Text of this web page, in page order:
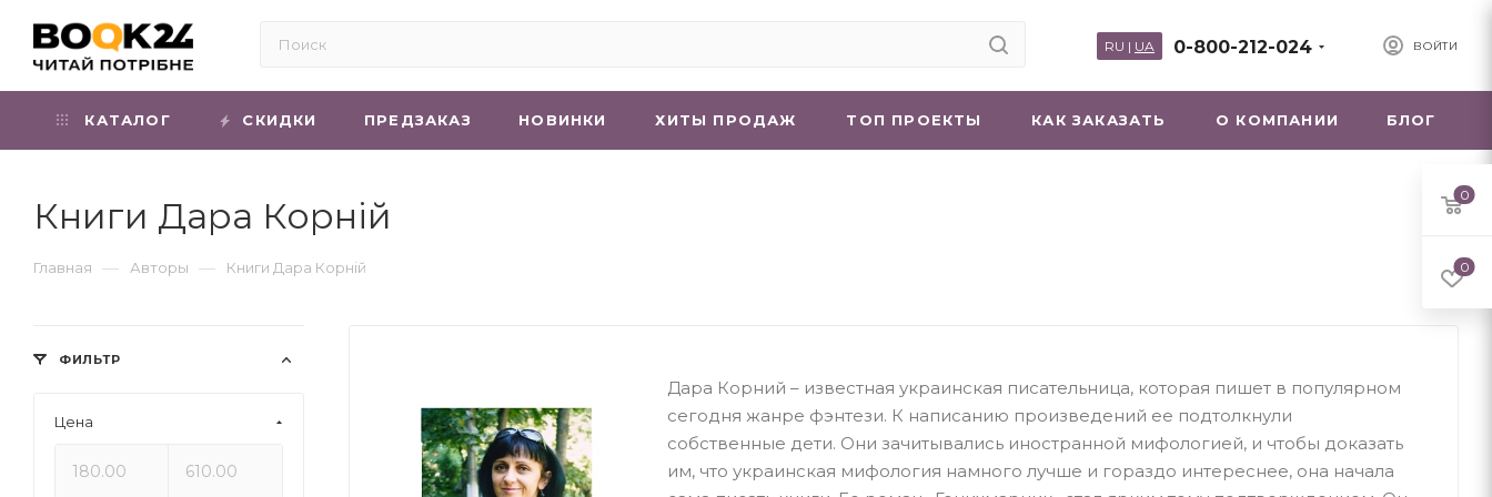
ВОЙТИ
0-800-212-024
RU | UA
КАТАЛОГ СКИДКИ ПРЕДЗАКАЗ НОВИНКИ ХИТЫ ПРОДАЖ ТОП ПРОЕКТЫ КАК ЗАКАЗАТЬ О КОМПАНИИ БЛОГ
Книги Дара Корній
Главная — Авторы — Книги Дара Корній
Дара Корний – известная украинская писательница, которая пишет в популярном
сегодня жанре фэнтези. К написанию произведений ее подтолкнули
собственные дети. Они зачитывались иностранной мифологией, и чтобы доказать
им, что украинская мифология намного лучше и гораздо интереснее, она начала
ФИЛЬТР
Цена
0
0